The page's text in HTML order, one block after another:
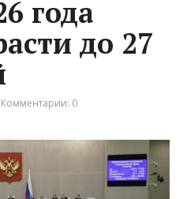
года
до 27
Комментарии: 0